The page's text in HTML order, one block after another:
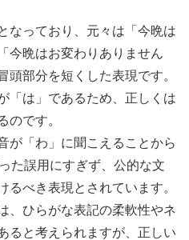
なっており、元々は「今晩は
今晩はお変わりありません
頭部分を短くした表現です。
「は」であるため、正しくは
のです。
が「わ」に聞こえることから
た誤用にすぎず、公的な文
るべき表現とされています。
、ひらがな表記の柔軟性やネ
ると考えられますが、正しい